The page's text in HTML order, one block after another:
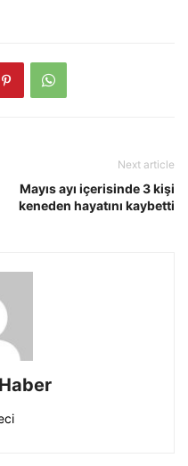
Next article
Mayıs ayı içerisinde 3 kişi
keneden hayatını kaybetti